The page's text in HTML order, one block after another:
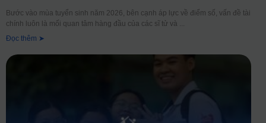
Bước vào mùa tuyển sinh năm 2026, bên cạnh áp lực về điểm số, vấn đề tài
chính luôn là mối quan tâm hàng đầu của các sĩ tử và
Đọc thêm ➤